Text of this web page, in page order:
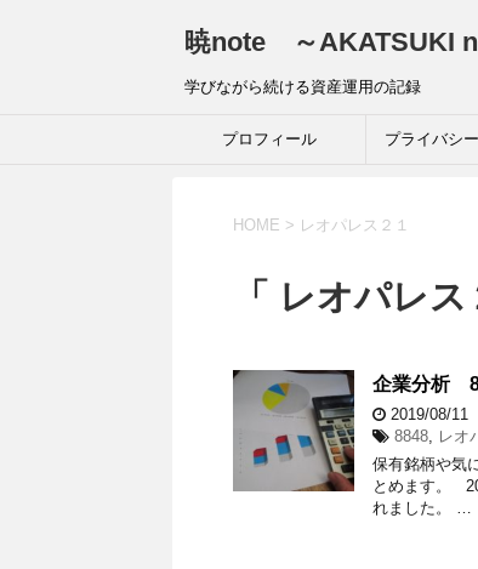
暁note ～AKATSUKI
学びながら続ける資産運用の記録
プロフィール プライバシ
HOME > レオパレス２１
「 レオパレ
企業分析
2019/08/11
8848, レオ
保有銘柄や気
とめます。
れました。 …